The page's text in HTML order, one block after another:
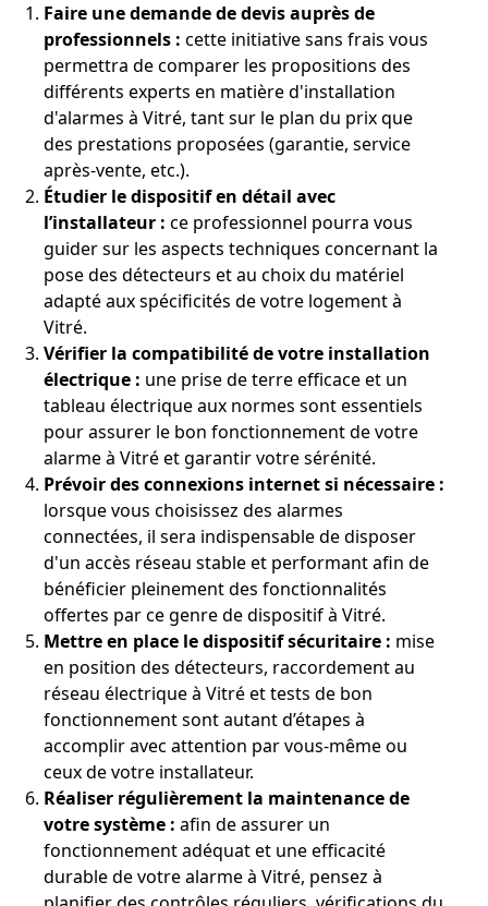
Faire une demande de devis auprès de
professionnels : cette initiative sans frais vous
permettra de comparer les propositions des
différents experts en matière d'installation
d'alarmes à Vitré, tant sur le plan du prix que
des prestations proposées (garantie, service
après-vente, etc.).
Étudier le dispositif en détail avec
l’installateur : ce professionnel pourra vous
guider sur les aspects techniques concernant la
pose des détecteurs et au choix du matériel
adapté aux spécificités de votre logement à
Vitré.
Vérifier la compatibilité de votre installation
électrique : une prise de terre efficace et un
tableau électrique aux normes sont essentiels
pour assurer le bon fonctionnement de votre
alarme à Vitré et garantir votre sérénité.
Prévoir des connexions internet si nécessaire :
lorsque vous choisissez des alarmes
connectées, il sera indispensable de disposer
d'un accès réseau stable et performant afin de
bénéficier pleinement des fonctionnalités
offertes par ce genre de dispositif à Vitré.
Mettre en place le dispositif sécuritaire : mise
en position des détecteurs, raccordement au
réseau électrique à Vitré et tests de bon
fonctionnement sont autant d’étapes à
accomplir avec attention par vous-même ou
ceux de votre installateur.
Réaliser régulièrement la maintenance de
votre système : afin de assurer un
fonctionnement adéquat et une efficacité
durable de votre alarme à Vitré, pensez à